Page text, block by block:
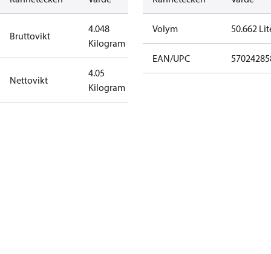
Bruttovikt
4.048
Kilogram
Nettovikt
4.05
Kilogram
Volym 50.662
EAN/UPC